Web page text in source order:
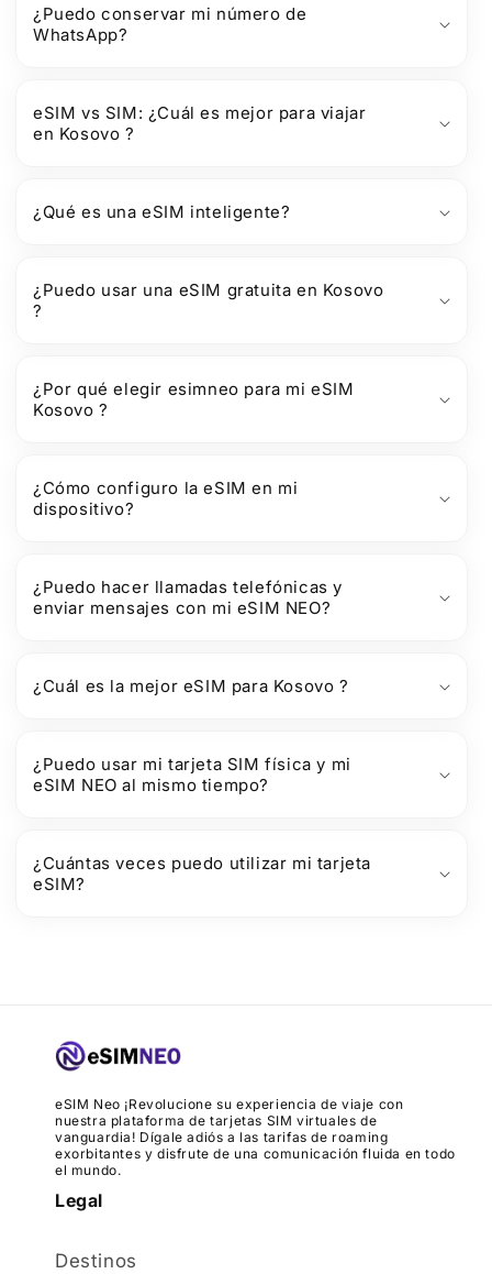
¿Puedo conservar mi número de
WhatsApp?
eSIM vs SIM: ¿Cuál es mejor para viajar
en Kosovo ?
¿Qué es una eSIM inteligente?
¿Puedo usar una eSIM gratuita en Kosovo
?
¿Por qué elegir esimneo para mi eSIM
Kosovo ?
¿Cómo configuro la eSIM en mi
dispositivo?
¿Puedo hacer llamadas telefónicas y
enviar mensajes con mi eSIM NEO?
¿Cuál es la mejor eSIM para Kosovo ?
¿Puedo usar mi tarjeta SIM física y mi
eSIM NEO al mismo tiempo?
¿Cuántas veces puedo utilizar mi tarjeta
eSIM?
eSIM Neo ¡Revolucione su experiencia de viaje con
nuestra plataforma de tarjetas SIM virtuales de
vanguardia! Dígale adiós a las tarifas de roaming
exorbitantes y disfrute de una comunicación fluida en todo
el mundo.
Legal
Destinos